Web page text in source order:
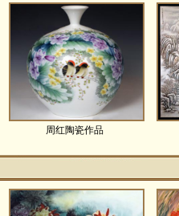
周红陶瓷作品